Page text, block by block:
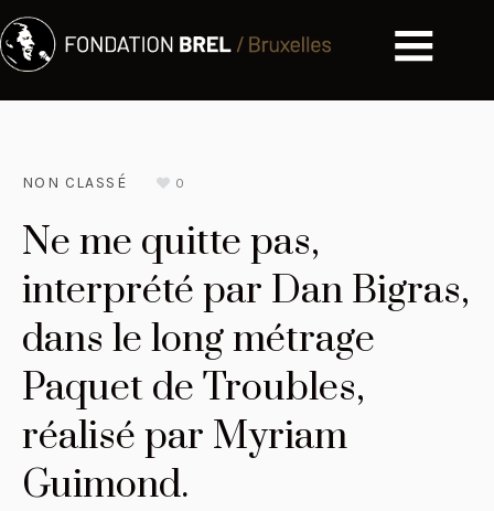
NON CLASSÉ 0
Ne me quitte pas,
interprété par Dan Bigras,
dans le long métrage
Paquet de Troubles,
réalisé par Myriam
Guimond.